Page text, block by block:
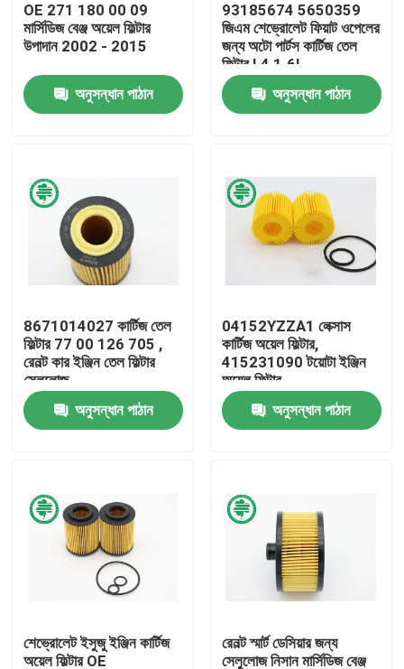
পণ্য
আমাদের সম্পর্কে
কারখানা ভ্রমণ
মান নিয়ন্ত্রণ
স্বয়ংচালিত ইঞ্জিন এয়ার ফিল্টার
স্বয়ংচালিত কেবিন এয়ার ফিল্টার
OE 271 180 00 09
মার্সিডিজ বেঞ্জ অয়েল ফিল্টার
উপাদান 2002 - 2015
অনুসন্ধান পাঠান
93185674 5650359
জিএম শেভ্রোলেট ফিয়াট ওপেলের
জন্য অটো পার্টস কার্টিজ তেল
ফিল্টার L4 1.6L
অনুসন্ধান পাঠান
8671014027 কার্টিজ তেল
ফিল্টার 77 00 126 705 ,
রেনল্ট কার ইঞ্জিন তেল ফিল্টার
সেলুলোজ
অনুসন্ধান পাঠান
04152YZZA1 লেক্সাস
কার্টিজ অয়েল ফিল্টার,
415231090 টয়োটা ইঞ্জিন
অয়েল ফিল্টার
অনুসন্ধান পাঠান
শেভ্রোলেট ইসুজু ইঞ্জিন কার্টিজ
অয়েল ফিল্টার OE
রেনল্ট স্মার্ট ডেসিয়ার জন্য
সেলুলোজ নিসান মার্সিডিজ বেঞ্জ